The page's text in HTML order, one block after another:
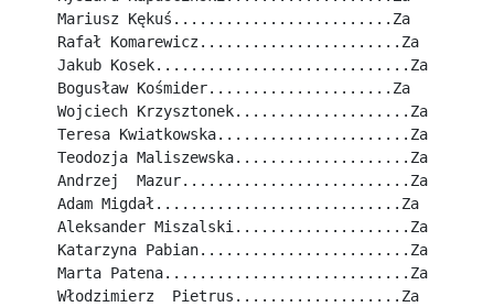
Mariusz Kękuś.........................Za
Rafał Komarewicz.......................Za
Jakub Kosek.............................Za
Bogusław Kośmider.....................Za
Wojciech Krzysztonek....................Za
Teresa Kwiatkowska......................Za
Teodozja Maliszewska....................Za
Andrzej  Mazur..........................Za
Adam Migdał............................Za
Aleksander Miszalski....................Za
Katarzyna Pabian........................Za
Marta Patena............................Za
Włodzimierz  Pietrus...................Za